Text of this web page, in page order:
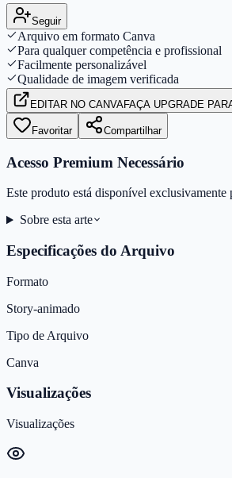
Seguir
Arquivo em formato Canva
Para qualquer competência e profissional
Facilmente personalizável
Qualidade de imagem verificada
EDITAR NO CANVAFAÇA UPGRADE
Favoritar Compartilhar
Acesso Premium Necessário
Este produto está disponível exclusivamente
Sobre esta arte
Especificações do Arquivo
Formato
Story-animado
Tipo de Arquivo
Canva
Visualizações
Visualizações